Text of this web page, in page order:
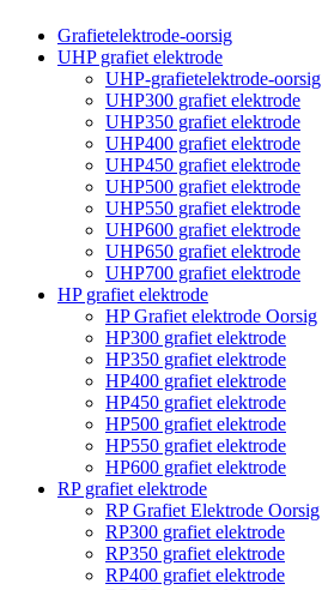
Grafietelektrode-oorsig
UHP grafiet elektrode
UHP-grafietelektrode-oorsig
UHP300 grafiet elektrode
UHP350 grafiet elektrode
UHP400 grafiet elektrode
UHP450 grafiet elektrode
UHP500 grafiet elektrode
UHP550 grafiet elektrode
UHP600 grafiet elektrode
UHP650 grafiet elektrode
UHP700 grafiet elektrode
HP grafiet elektrode
HP Grafiet elektrode Oorsig
HP300 grafiet elektrode
HP350 grafiet elektrode
HP400 grafiet elektrode
HP450 grafiet elektrode
HP500 grafiet elektrode
HP550 grafiet elektrode
HP600 grafiet elektrode
RP grafiet elektrode
RP Grafiet Elektrode Oorsig
RP300 grafiet elektrode
RP350 grafiet elektrode
RP400 grafiet elektrode